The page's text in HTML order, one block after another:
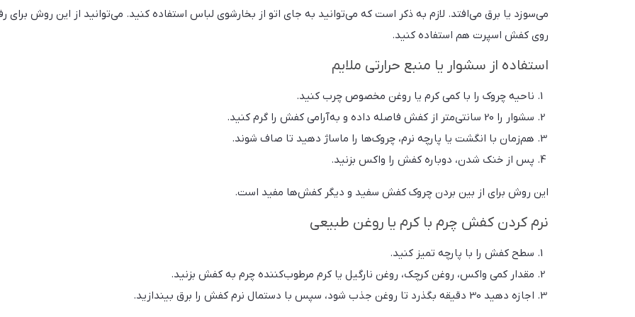
می‌سوزد یا برق می‌افتد. لازم به ذکر است که می‌توانید به جای اتو از بخارشوی لباس استفاده کنید. می‌توانید از این روش برای
روی کفش اسپرت هم استفاده کنید.
استفاده از سشوار یا منبع حرارتی ملایم
ناحیه چروک را با کمی کرم یا روغن مخصوص چرب کنید.
سشوار را 20 سانتی‌متر از کفش فاصله داده و به‌آرامی کفش را گرم کنید.
هم‌زمان با انگشت یا پارچه نرم، چروک‌ها را ماساژ دهید تا صاف شوند.
پس از خنک شدن، دوباره کفش را واکس بزنید.
این روش برای از بین بردن چروک کفش سفید و دیگر کفش‌ها مفید است.
نرم کردن کفش چرم با کرم یا روغن طبیعی
سطح کفش را با پارچه تمیز کنید.
مقدار کمی واکس، روغن کرچک، روغن نارگیل یا کرم مرطوب‌کننده چرم به کفش بزنید.
اجازه دهید 30 دقیقه بگذرد تا روغن جذب شود، سپس با دستمال نرم کفش را برق بیندازید.